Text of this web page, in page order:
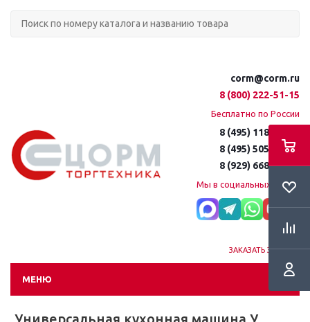
corm@corm.ru
8 (800) 222-51-15
Бесплатно по России
8 (495) 118-61-16
8 (495) 505-51-15
8 (929) 668-95-35
Мы в социальных сетях:
ЗАКАЗАТЬ ЗВОНОК
МЕНЮ